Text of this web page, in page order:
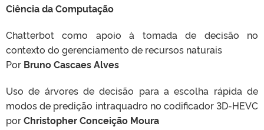
Ciência da Computação
Chatterbot como apoio à tomada de decisão no
contexto do gerenciamento de recursos naturais
Por Bruno Cascaes Alves
Uso de árvores de decisão para a escolha rápida de
modos de predição intraquadro no codificador 3D-HEVC
porChristopher Conceição Moura